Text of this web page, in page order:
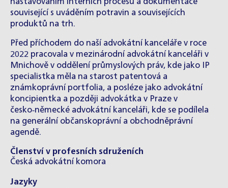
nastavováním interních procesů a dokumentace
související s uváděním potravin a souvisejících
produktů na trh.
Před příchodem do naší advokátní kanceláře v roce
2022 pracovala v mezinárodní advokátní kanceláři v
Mnichově v oddělení průmyslových práv, kde jako IP
specialistka měla na starost patentová a
známkoprávní portfolia, a posléze jako advokátní
koncipientka a později advokátka v Praze v
česko‑německé advokátní kanceláři, kde se podílela
na generální občanskoprávní a obchodněprávní
agendě.
Členství v profesních sdruženích
Česká advokátní komora
Jazyky